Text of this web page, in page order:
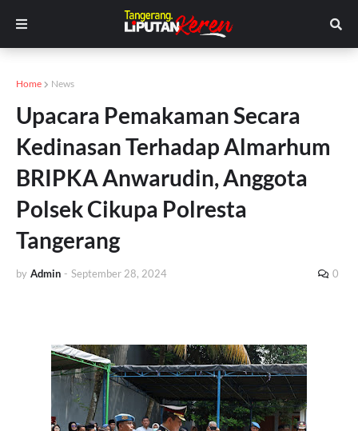
Home News
Upacara Pemakaman Secara
Kedinasan Terhadap Almarhum
BRIPKA Anwarudin, Anggota
Polsek Cikupa Polresta
Tangerang
by Admin - September 28, 2024 0